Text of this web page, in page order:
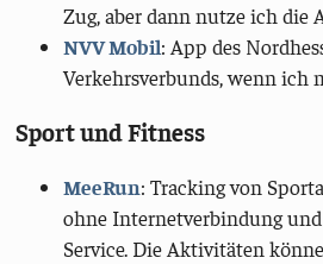
Zug, aber dann nutze ich die
NVV Mobil: App des
Verkehrsverbunds, wenn ich
Sport und Fitness
MeeRun: Tracking von
ohne Internetverbindung
Service. Die Aktivitäten